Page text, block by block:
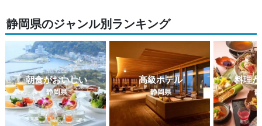
静岡県のジャンル別ランキング
朝食がおいしい
静岡県
高級ホテル
静岡県
料理